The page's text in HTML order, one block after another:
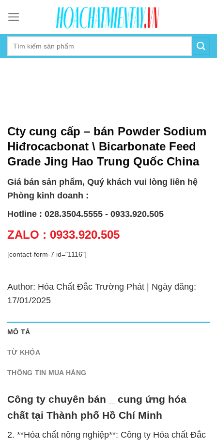
content
Cty cung cấp – bán Powder Sodium
Hiđrocacbonat \ Bicarbonate Feed
Grade Jing Hao Trung Quốc China
Giá bán sản phẩm, Quý khách vui lòng liên hệ
Phòng kinh doanh :
Hotline : 028.3504.5555 - 0933.920.505
ZALO : 0933.920.505
[contact-form-7 id="1116"]
Author: Hóa Chất Đắc Trường Phát | Ngày đăng:
17/01/2025
MÔ TẢ
TỪ KHÓA
THÔNG TIN MUA HÀNG
Công ty chuyên bán _ cung ứng hóa
chất tại Thành phố Hồ Chí Minh
2. **Hóa chất nông nghiệp**: Công ty Hóa chất Đắc